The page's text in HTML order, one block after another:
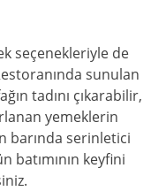
seçenekleriyle de
sunulan
tadını çıkarabilir,
yemeklerin
barında serinletici
batımının keyfini